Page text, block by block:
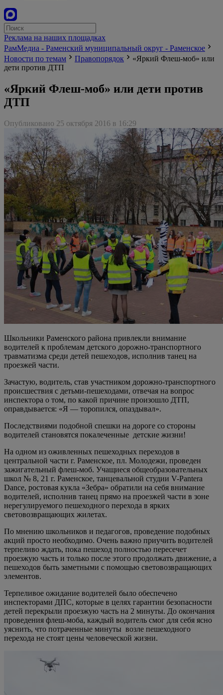
Реклама на наших площадках
РамМедиа - Раменский муниципальный округ - Раменское
Новости по темам
Правопорядок
«Яркий Флеш-моб» или
дети против ДТП
«Яркий Флеш-моб» или дети против
ДТП
Опубликовано 25 октября 2016 в 16:29
Школьники Раменского района привлекли внимание
водителей к проблемам детского дорожно-транспортного
травматизма среди детей пешеходов, исполнив танец на
проезжей части.
Зачастую, водитель, став участником дорожно-транспортного
происшествия с детьми-пешеходами, отвечая на вопрос
инспектора о том, по какой причине произошло ДТП,
оправдывается: «Я — торопился, опаздывал».
Последствиями подобной спешки на дороге со стороны
водителей становятся покалеченные детские жизни!
На одном из оживленных пешеходных переходов в
центральной части г. Раменское, пл. Молодежи, проведен
зажигательный флеш-моб. Учащиеся общеобразовательных
школ № 8, 21 г. Раменское, танцевальной студии V-Pantera
Dance, ростовая кукла «Зебра» обратили на себя внимание
водителей, исполнив танец прямо на проезжей части в зоне
нерегулируемого пешеходного перехода в ярких
световозвращающих жилетах.
По мнению школьников и педагогов, проведение подобных
акций просто необходимо. Очень важно приучить водителей
терпеливо ждать, пока пешеход полностью пересечет
проезжую часть и только после этого продолжать движение, а
пешеходов быть заметными с помощью световозвращающих
элементов.
Терпеливое ожидание водителей было обеспечено
инспекторами ДПС, которые в целях гарантии безопасности
детей перекрыли проезжую часть на 2 минуты. До окончания
проведения флеш-моба, каждый водитель смог для себя ясно
уяснить, что потраченные минуты возле пешеходного
перехода не стоят цены человеческой жизни.